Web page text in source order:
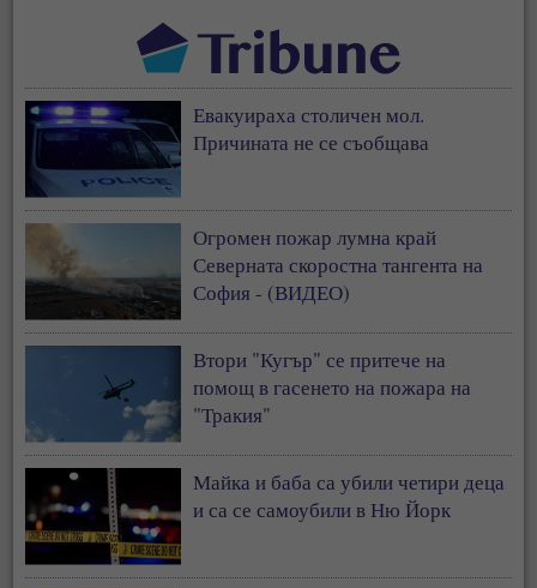
Евакуираха столичен мол.
Причината не се съобщава
Огромен пожар лумна край
Северната скоростна тангента на
София - (ВИДЕО)
Втори "Кугър" се притече на
помощ в гасенето на пожара на
"Тракия"
Майка и баба са убили четири деца
и са се самоубили в Ню Йорк